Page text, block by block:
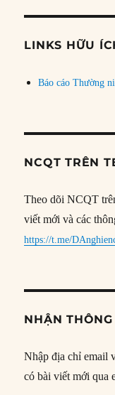
đề
LINKS HỮU
Báo cáo Thường
NCQT TRÊN
Theo dõi NCQT
viết mới và các
https://t.me/
NHẬN
Nhập địa chỉ email
có bài viết mới qua